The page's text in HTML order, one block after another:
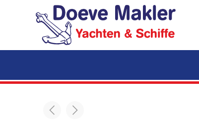
Zum Hauptinhalt springen